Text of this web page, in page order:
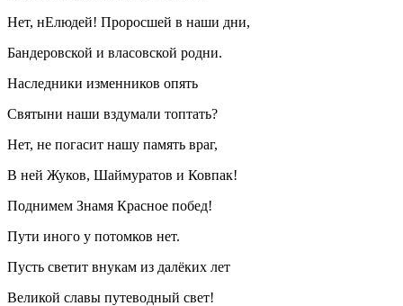
Нет, нЕлюдей! Проросшей в наши дни,
Бандеровской и власовской родни.
Наследники изменников опять
Святыни наши вздумали топтать?
Нет, не погасит нашу память враг,
В ней Жуков, Шаймуратов и Ковпак!
Поднимем Знамя Красное побед!
Пути иного у потомков нет.
Пусть светит внукам из далёких лет
Великой славы путеводный свет!